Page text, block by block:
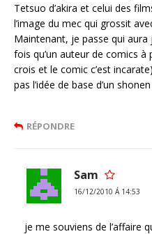
Tetsuo d’akira et celui des
l’image du mec qui grossit
Maintenant, je passe qui
fois qu’un auteur de comics
crois et le comic c’est
pas l’idée de base d’un
RÉPONDRE
Sam
16/12/2010 Á 14:53
je me souviens de l’affaire